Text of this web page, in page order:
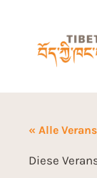
« Alle
Diese